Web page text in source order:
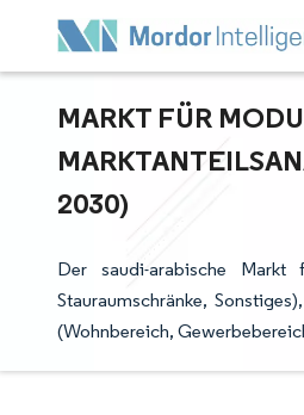
MARKT FÜR
030)
Der saudi-arabische
Stauraumschränke,
(Wohnbereich,